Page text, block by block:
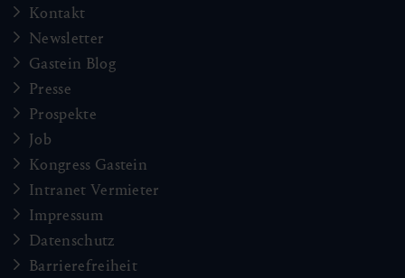
Kontakt
Newsletter
Gastein Blog
Presse
Prospekte
Job
Kongress Gastein
Intranet Vermieter
Impressum
Datenschutz
Barrierefreiheit